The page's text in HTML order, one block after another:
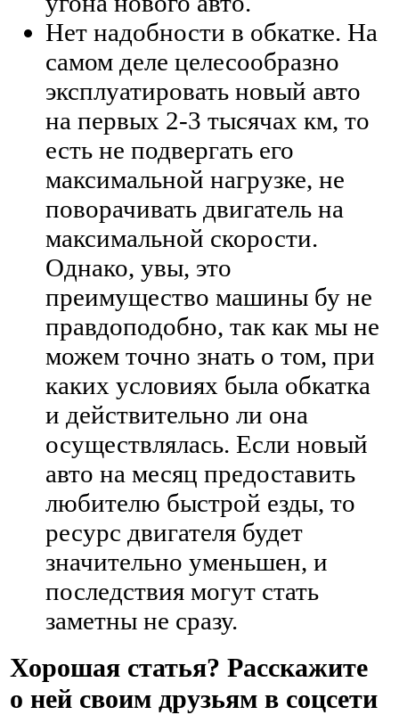
Нет надобности в обкатке. На
самом деле целесообразно
эксплуатировать новый авто
на первых 2-3 тысячах км, то
есть не подвергать его
максимальной нагрузке, не
поворачивать двигатель на
максимальной скорости.
Однако, увы, это
преимущество машины бу не
правдоподобно, так как мы не
можем точно знать о том, при
каких условиях была обкатка
и действительно ли она
осуществлялась. Если новый
авто на месяц предоставить
любителю быстрой езды, то
ресурс двигателя будет
значительно уменьшен, и
последствия могут стать
заметны не сразу.
Хорошая статья? Расскажите
о ней своим друзьям в соцсети